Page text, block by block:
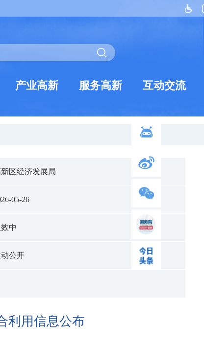
产业高新 服务高新 互动交流
区经济发展局
05-26
中
公开
利用信息公布